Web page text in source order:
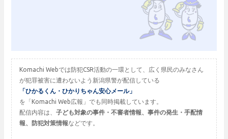
Komachi Webでは防犯CSR活動の一環として、広く県民のみなさん
が犯罪被害に遭わないよう新潟県警が配信している
「ひかるくん・ひかりちゃん安心メール」
を「Komachi Web広報」でも同時掲載しています。
配信内容は、 子ども対象の事件・不審者情報、事件の発生・手配情
報、防犯対策情報などです。